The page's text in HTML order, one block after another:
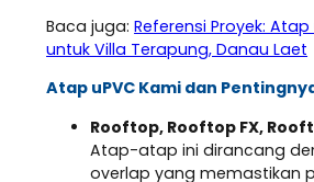
Baca juga:Referensi Proyek:
untuk Villa Terapung, Danau Laet
Atap uPVC Kami dan
Rooftop, Rooftop FX,
Atap-atap ini dirancang
overlap yang memastikan